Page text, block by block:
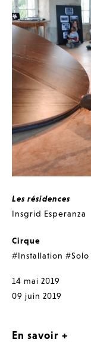
Les résidences
Insgrid Esperanza
Cirque
#Installation #Solo
14 mai 2019
09 juin 2019
En savoir +